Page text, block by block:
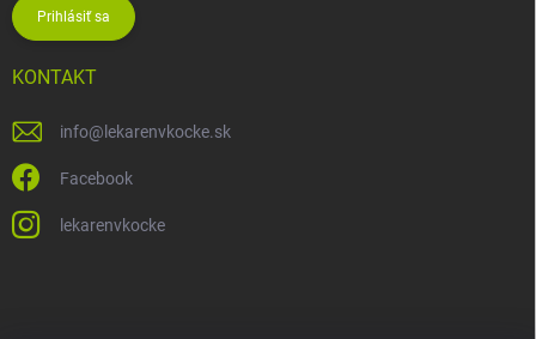
Prihlásiť sa
KONTAKT
info@ lekarenvkocke.sk
Facebook
lekarenvkocke